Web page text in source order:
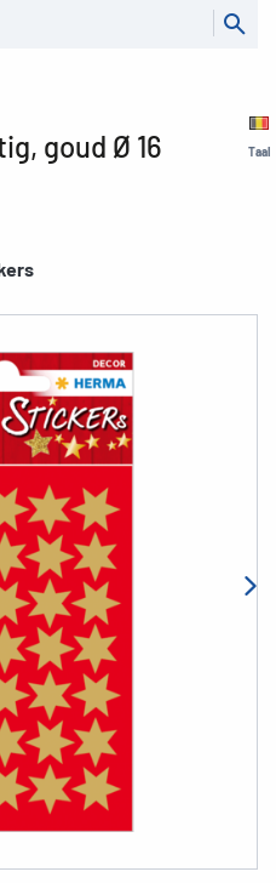
Taal
goud Ø 16